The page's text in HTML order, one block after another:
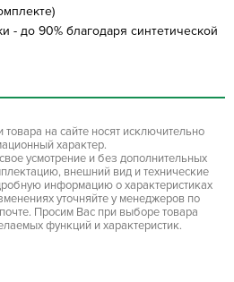
- до 90% благодаря синтетической
на сайте носят исключительно
характер.
усмотрение и без дополнительных
внешний вид и технические
информацию о характеристиках
уточняйте у менеджеров по
Просим Вас при выборе товара
функций и характеристик.